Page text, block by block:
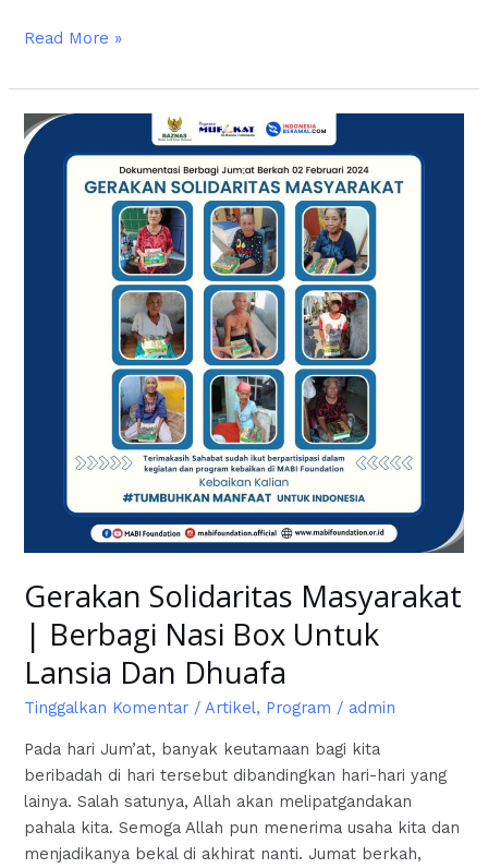
Read More »
Gerakan Solidaritas Masyarakat
| Berbagi Nasi Box Untuk
Lansia Dan Dhuafa
Tinggalkan Komentar /Artikel, Program / admin
Pada hari Jum’at, banyak keutamaan bagi kita
beribadah di hari tersebut dibandingkan hari-hari yang
lainya. Salah satunya, Allah akan melipatgandakan
pahala kita. Semoga Allah pun menerima usaha kita dan
menjadikanya bekal di akhirat nanti. Jumat berkah,
Gerakan
Solidaritas
Masyarakat